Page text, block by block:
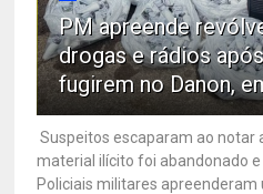
PM apreende
drogas e rádios
fugirem no Danon,
Suspeitos escaparam ao notar
material ilícito foi abandonado e
Policiais militares apreenderam